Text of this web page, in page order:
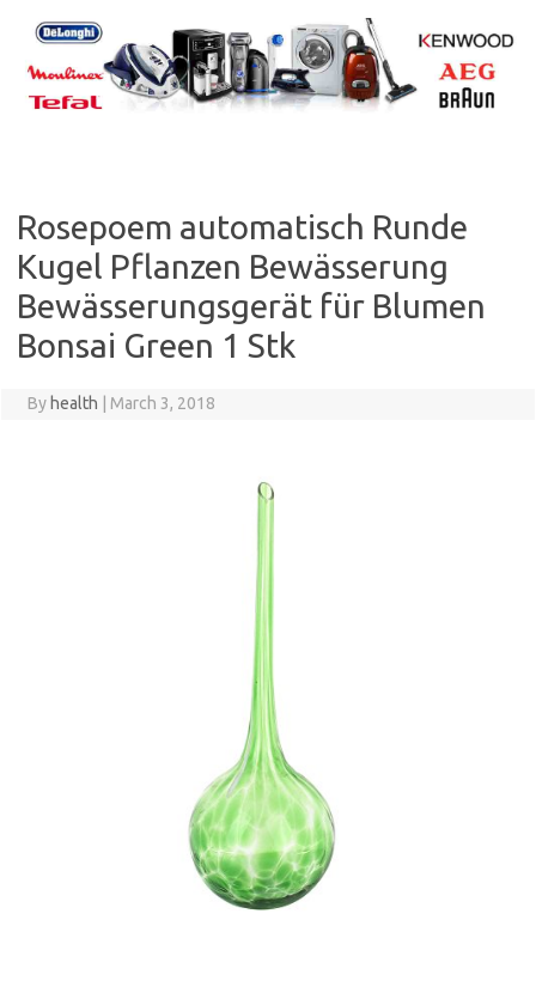
content
Rosepoem automatisch Runde
Kugel Pflanzen Bewässerung
Bewässerungsgerät für Blumen
Bonsai Green 1 Stk
By health March 3, 2018